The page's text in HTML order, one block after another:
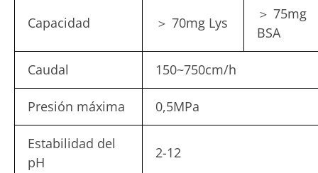
Capacidad ＞ 70mg Lys
＞ 75mg
BSA
Caudal 150~750cm/h
Presión máxima 0,5MPa
Estabilidad del
pH
2-12